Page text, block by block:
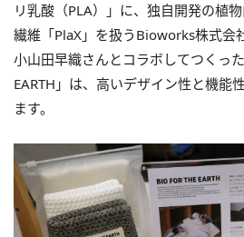
リ乳酸（PLA）」に、独自開発の植
繊維「PlaX」を扱うBioworks株式会
小山田早織さんとコラボしてつくっ
EARTH」は、高いデザイン性と機能
ます。